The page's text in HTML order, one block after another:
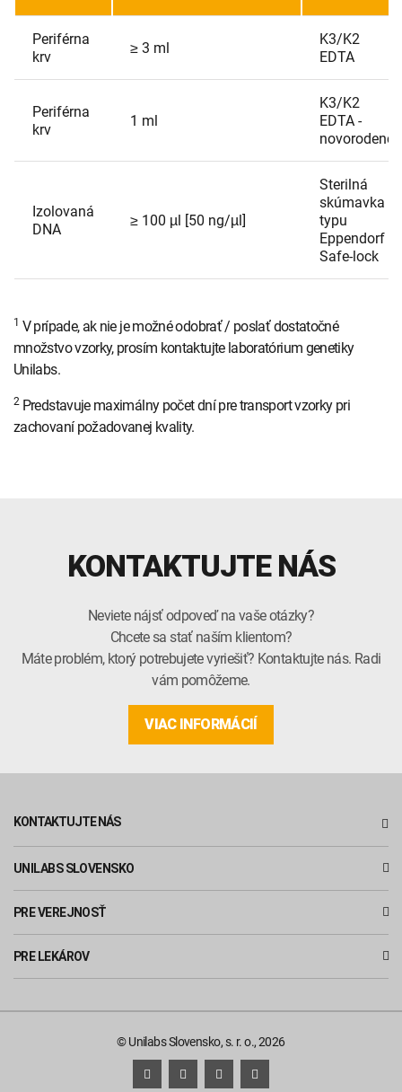
Periférna
krv
≥ 3 ml
K3/K2
EDTA
Periférna
krv
1 ml
K3/K2
EDTA -
novorodenci
Izolovaná
DNA
≥ 100 µl [50 ng/µl]
Sterilná
skúmavka
typu
Eppendorf
Safe-lock
1 V prípade, ak nie je možné odobrať / poslať dostatočné
množstvo vzorky, prosím kontaktujte laboratórium genetiky
Unilabs.
2Predstavuje maximálny počet dní pre transport vzorky pri
zachovaní požadovanej kvality.
KONTAKTUJTE NÁS
Neviete nájsť odpoveď na vaše otázky?
Chcete sa stať naším klientom?
Máte problém, ktorý potrebujete vyriešiť? Kontaktujte nás. Radi
vám pomôžeme.
VIAC INFORMÁCIÍ
KONTAKTUJTE NÁS
UNILABS SLOVENSKO
PRE VEREJNOSŤ
PRE LEKÁROV
© Unilabs Slovensko, s. r. o., 2026